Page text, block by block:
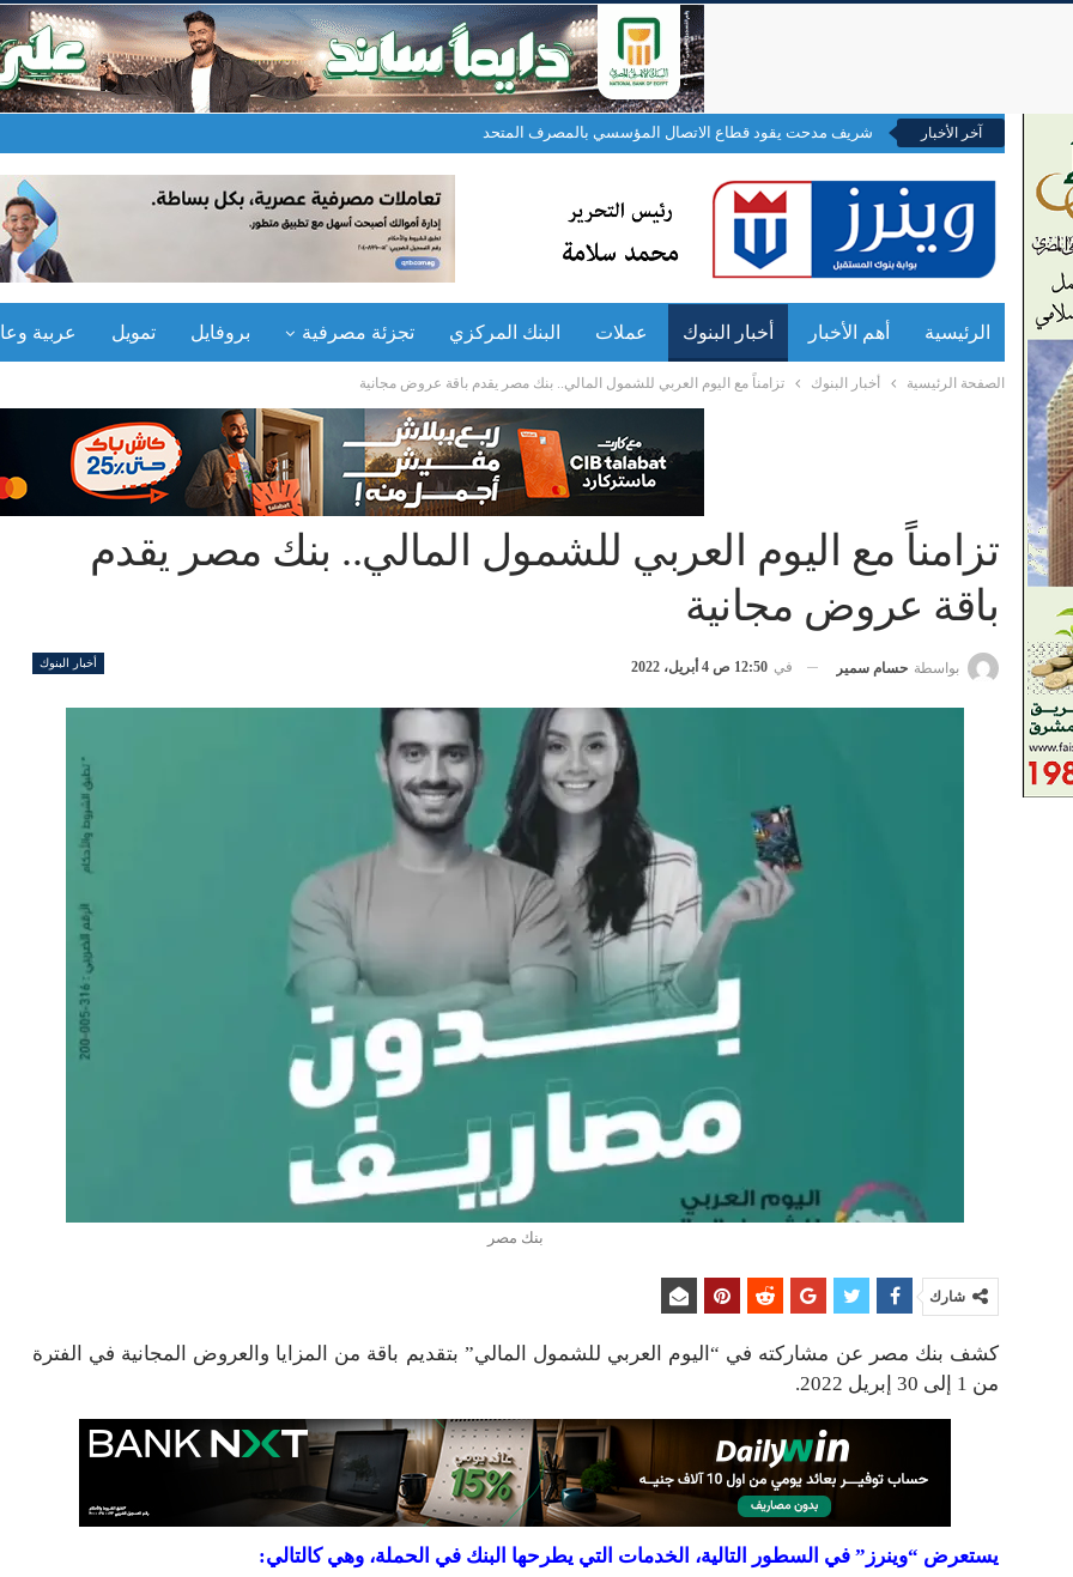
آخر الأخبار شريف مدحت يقود قطاع الاتصال المؤسسي بالمصرف المتحد
الرئيسية أهم الأخبار أخبار البنوك عملات البنك المركزي تجزئة مصرفية بروفايل تمويل عربية
الصفحة الرئيسية أخبار البنوك تزامناً مع اليوم العربي للشمول المالي.. بنك مصر يقدم باقة عروض مجانية
تزامناً مع اليوم العربي للشمول المالي.. بنك مصر يقدم
باقة عروض مجانية
أخبار البنوك بواسطة حسام سمير في 12:50 ص 4 أبريل، 2022
بنك مصر
شارك
كشف بنك مصر عن مشاركته في “اليوم العربي للشمول المالي” بتقديم باقة من المزايا والعروض المجانية في الفترة
من 1 إلى 30 إبريل 2022.
يستعرض “وينرز” في السطور التالية، الخدمات التي يطرحها البنك في الحملة، وهي كالتالي: